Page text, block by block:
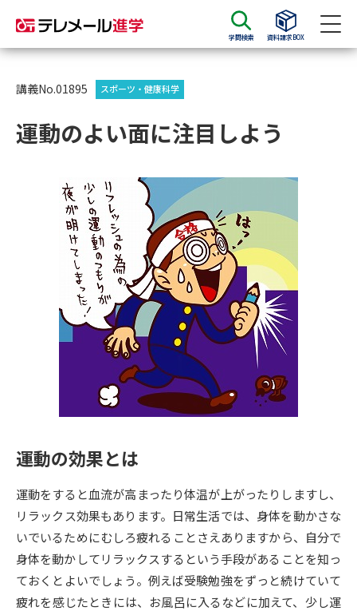
学問検索 資料請求BOX
資料請求
大学・短大の資料種類から請求
大学パンフ 学部・学科パンフ
総合型選抜・学校推薦型選抜 募
集要項＆願書
大学入学共通テスト利用選抜の
募集要項＆願書
大学・短大以外の資料から請求
大学院の資料請求
留学・進学関連、塾・予備校
大学入学共通テスト「受験案
内」の請求
配慮案内」の請求
幼稚園教員資格認定試験 小学校教員資格認定試験
試験
大学研究 大学検索
講義No.01895 スポーツ・健康科学
運動のよい面に注目しよう
運動の効果とは
運動をすると血流が高まったり体温が上がったりしますし、
リラックス効果もあります。日常生活では、身体を動かさな
いでいるためにむしろ疲れることさえありますから、自分で
身体を動かしてリラックスするという手段があることを知っ
ておくとよいでしょう。例えば受験勉強をずっと続けていて
疲れを感じたときには、お風呂に入るなどに加えて、少し運